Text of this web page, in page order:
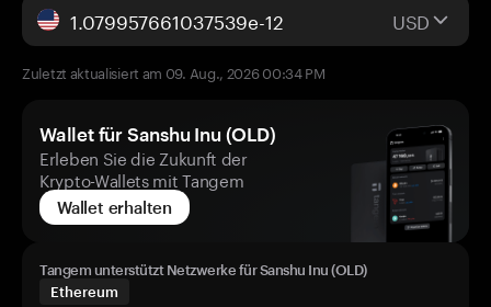
USD
Zuletzt aktualisiert am 09. Aug., 2026 00:34 PM
Wallet für Sanshu Inu (OLD)
Erleben Sie die Zukunft der
Krypto-Wallets mit Tangem
Wallet erhalten
Tangem unterstützt Netzwerke für Sanshu Inu (OLD)
Ethereum